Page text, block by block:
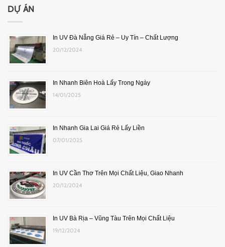
DỰ ÁN
In UV Đà Nẵng Giá Rẻ – Uy Tín – Chất Lượng
20/12/2024
In Nhanh Biên Hoà Lấy Trong Ngày
14/01/2025
In Nhanh Gia Lai Giá Rẻ Lấy Liền
07/01/2025
In UV Cần Thơ Trên Mọi Chất Liệu, Giao Nhanh
20/12/2024
In UV Bà Rịa – Vũng Tàu Trên Mọi Chất Liệu
19/12/2024